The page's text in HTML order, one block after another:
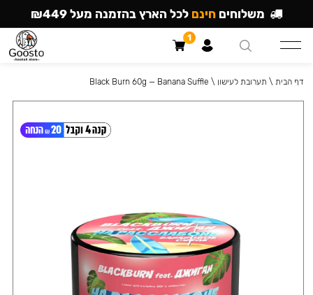
דף הבית \ תערובת לעישון \
Black Burn 60g — Banana Suffle
משלוחים חינם לכל הארץ בהזמנה מעל ₪449
1